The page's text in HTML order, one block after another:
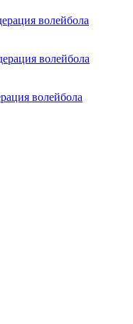
волейбола
волейбола
волейбола